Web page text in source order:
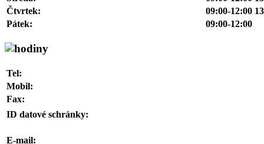
Čtvrtek:
09:00-12:00
Pátek:
09:00-12:00
Tel:
Mobil:
Fax:
ID datové schránky:
E-mail: